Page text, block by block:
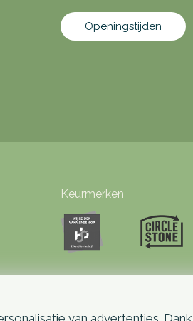
Openingstijden
Keurmerken
van advertenties.